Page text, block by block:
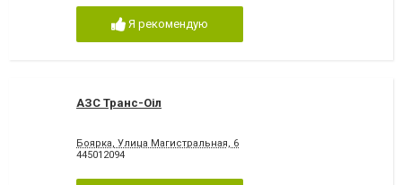
Я рекомендую
АЗС Транс-Оіл
Боярка, Улица Магистральная, 6
445012094